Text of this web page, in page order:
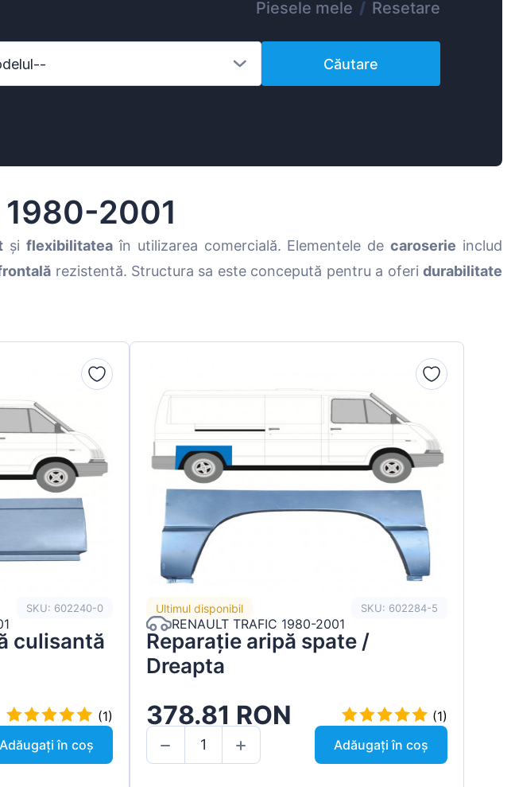
Magyar
Lietuvių
Hrvatski
Piesele mele / Resetare
Căutare
2001
șiflexibilitatea în utilizarea comercială. Elementele decaroserie includ
rezistentă. Structura sa este concepută pentru a oferidurabilitate
SKU: 602240-0
culisantă
(1)
Adăugați în coș
Ultimul disponibil SKU: 602284-5
RENAULT TRAFIC 1980-2001
Reparație aripă spate /
Dreapta
378.81 RON
(1)
Adăugați în coș